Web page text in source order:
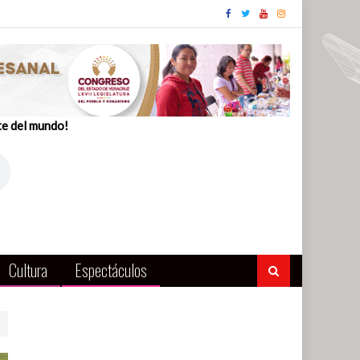
del mundo!
Cultura Espectáculos